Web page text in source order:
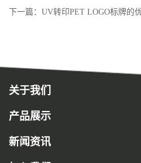
下一篇：UV转印PET LOGO标牌的
关于我们
产品展示
新闻资讯